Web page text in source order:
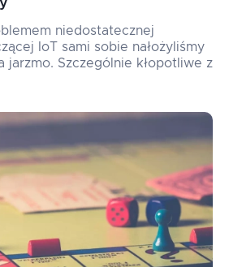
niedostatecznej
IoT sami sobie nałożyliśmy
jarzmo. Szczególnie kłopotliwe z